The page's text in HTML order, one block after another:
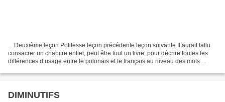
. . Deuxième leçon Politesse leçon précédente leçon suivante Il aurait fallu
consacrer un chapitre entier, peut être tout un livre, pour décrire toutes les
différences d’usage entre le polonais et le français au niveau des mots
DIMINUTIFS